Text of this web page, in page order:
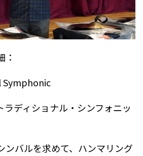
ラディショナル・シンフォニッ
ンバルを求めて、ハンマリング